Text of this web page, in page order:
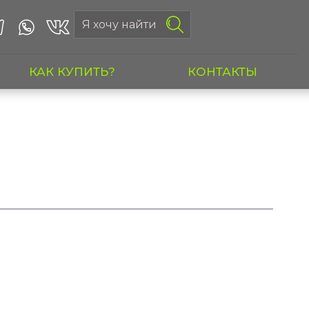
КАК КУПИТЬ? КОНТАКТЫ